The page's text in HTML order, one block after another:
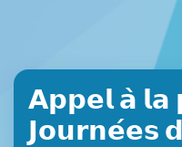
𝗔𝗽𝗽𝗲𝗹 𝗮̀ 𝗹𝗮
𝗝𝗼𝘂𝗿𝗻𝗲́𝗲𝘀